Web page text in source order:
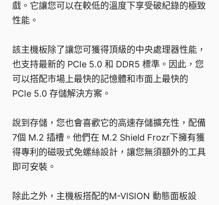
戲。它讓您可以在較低的溫度下享受破紀錄的極致
性能。
該主機板除了讓您可獲得頂級的中央處理器性能，
也支持最新的 PCIe 5.0 和 DDR5 標準。因此，您
可以搭配市場上最快的記憶體和市面上最快的
PCIe 5.0 存儲解決方案。
說到存儲，您也會喜歡它的高速存儲擴充性，配備
7個 M.2 插槽。他們在 M.2 Shield Frozr下擁有獲
得專利的磁吸式免螺絲設計，讓您無須額外的工具
即可安裝。
除此之外，主機板搭配的M-VISION 動態面板設